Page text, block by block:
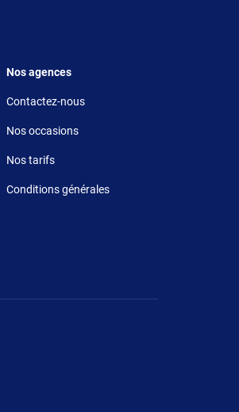
Footer 6
Nos agences
Contactez-nous
Nos occasions
Nos tarifs
Conditions générales